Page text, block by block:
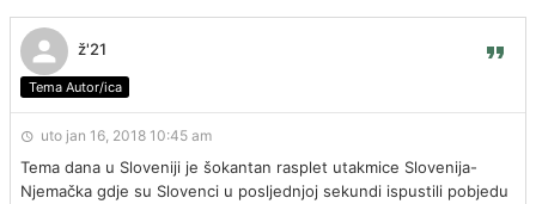
ž'21
Tema Autor/ica
uto jan 16, 2018 10:45 am
Tema dana u Sloveniji je šokantan rasplet utakmice Slovenija-
Njemačka gdje su Slovenci u posljednjoj sekundi ispustili pobjedu